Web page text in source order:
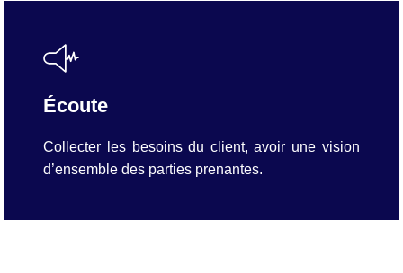
Écoute
Collecter les besoins du client, avoir une vision
d’ensemble des parties prenantes.